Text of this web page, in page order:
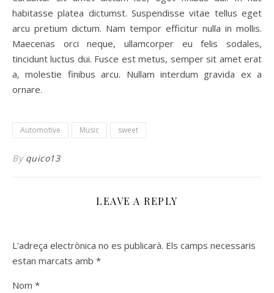
habitasse platea dictumst. Suspendisse vitae tellus eget
arcu pretium dictum. Nam tempor efficitur nulla in mollis.
Maecenas orci neque, ullamcorper eu felis sodales,
tincidunt luctus dui. Fusce est metus, semper sit amet erat
a, molestie finibus arcu. Nullam interdum gravida ex a
ornare.
Automotive Music sweet
By quico13
LEAVE A REPLY
L'adreça electrònica no es publicarà. Els camps necessaris
estan marcats amb *
Nom *